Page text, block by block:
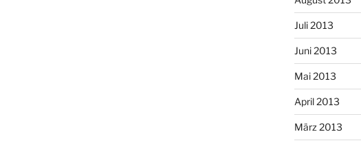
Juli 2013
Juni 2013
Mai 2013
April 2013
März 2013